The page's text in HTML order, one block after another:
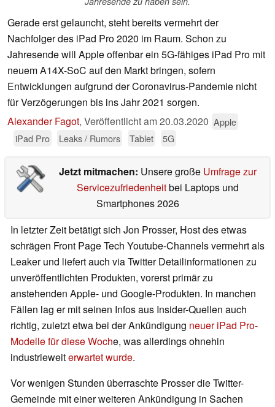
Gerade erst gelauncht, steht bereits vermehrt der
Nachfolger des iPad Pro 2020 im Raum. Schon zu
Jahresende will Apple offenbar ein 5G-fähiges iPad Pro mit
neuem A14X-SoC auf den Markt bringen, sofern
Entwicklungen aufgrund der Coronavirus-Pandemie nicht
für Verzögerungen bis ins Jahr 2021 sorgen.
Alexander Fagot, Veröffentlicht am20.03.2020 Apple
iPad Pro
Leaks / Rumors Tablet 5G
Jetzt mitmachen: Unsere große Umfrage zur
Servicezufriedenheitbei Laptops und
Smartphones 2026
In letzter Zeit betätigt sich Jon Prosser, Host des etwas
schrägen Front Page Tech Youtube-Channels vermehrt als
Leaker und liefert auch via Twitter Detailinformationen zu
unveröffentlichten Produkten, vorerst primär zu
anstehenden Apple- und Google-Produkten. In manchen
Fällen lag er mit seinen Infos aus Insider-Quellen auch
richtig, zuletzt etwa bei der Ankündigung neuer iPad Pro-
Modelle für diese Woche, was allerdings ohnehin
industrieweiterwartet wurde.
Vor wenigen Stunden überraschte Prosser die Twitter-
Gemeinde mit einer weiteren Ankündigung in Sachen